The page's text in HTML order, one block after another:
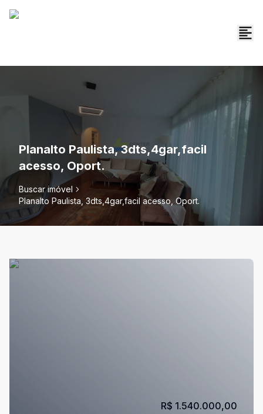
Planalto Paulista, 3dts,4gar,facil
acesso, Oport.
Buscar imóvel
Planalto Paulista, 3dts,4gar,facil acesso, Oport.
R$ 1.540.000,00